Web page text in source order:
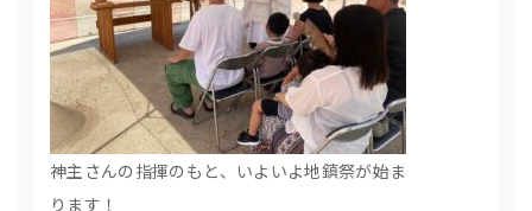
神主さんの指揮のもと、いよいよ地鎮祭が始ま
ります！